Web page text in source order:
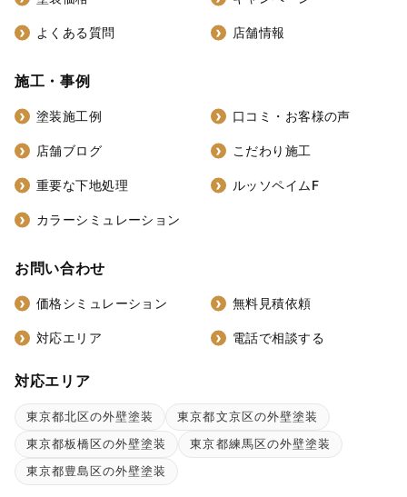
よくある質問 店舗情報
施工・事例
塗装施工例 口コミ・お客様の声
店舗ブログ こだわり施工
重要な下地処理 ルッソペイムF
カラーシミュレーション
お問い合わせ
価格シミュレーション 無料見積依頼
対応エリア 電話で相談する
対応エリア
東京都北区の外壁塗装
東京都文京区の外壁塗装
東京都板橋区の外壁塗装
東京都練馬区の外壁塗装
東京都豊島区の外壁塗装